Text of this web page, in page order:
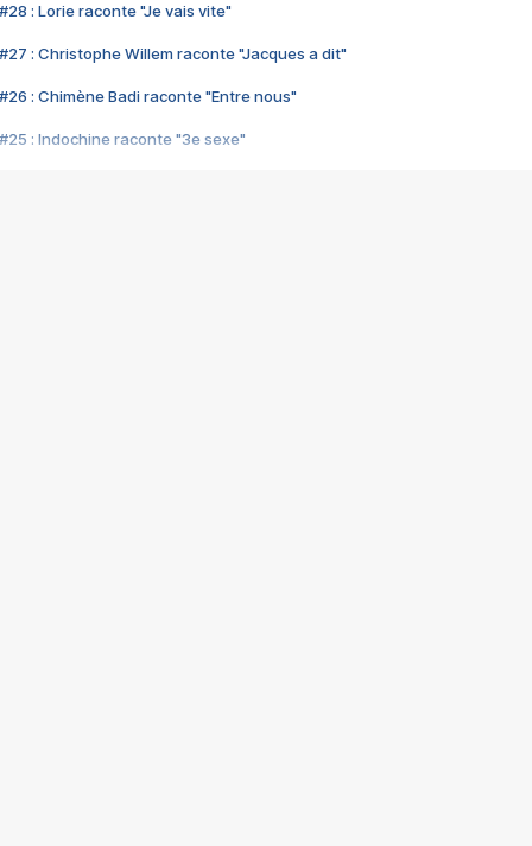
#28 : Lorie raconte "Je vais vite"
#27 : Christophe Willem raconte "Jacques a dit"
#26 : Chimène Badi raconte "Entre nous"
#25 : Indochine raconte "3e sexe"